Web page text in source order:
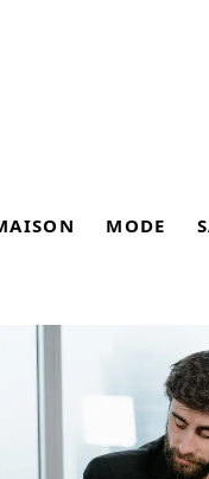
MODE